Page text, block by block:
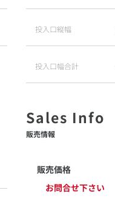
投入口縦幅
投入口幅合計
販売情報
販売価格
お問合せ下さい